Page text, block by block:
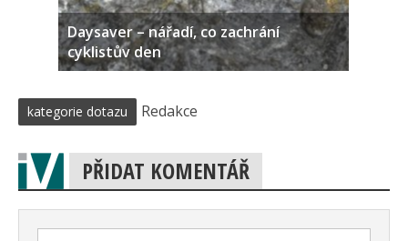
Daysaver – nářadí, co zachrání
cyklistův den
kategorie dotazu Redakce
PŘIDAT KOMENTÁŘ